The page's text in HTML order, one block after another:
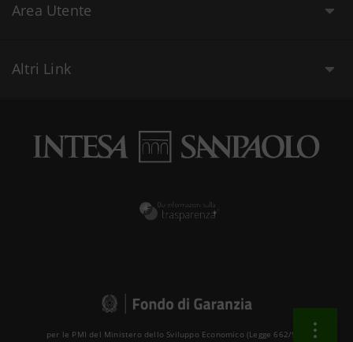
Area Utente
Altri Link
per le PMI del Ministero dello Sviluppo Economico (Legge 662/96 )